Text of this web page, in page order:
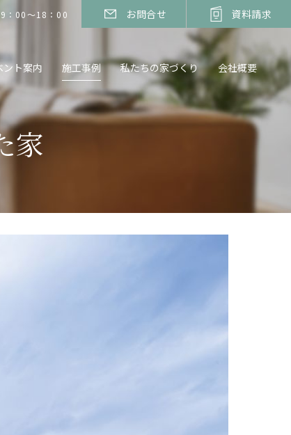
家
ント案内 施工事例 私たちの家づくり 会社概要
：00～18：00 お問合せ 資料請求